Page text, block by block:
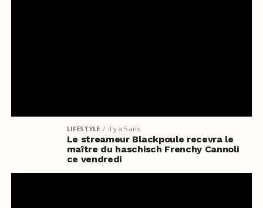
LIFESTYLE il y a 5 ans
Le streameur Blackpoule recevra le
maître du haschisch Frenchy Cannoli
ce vendredi